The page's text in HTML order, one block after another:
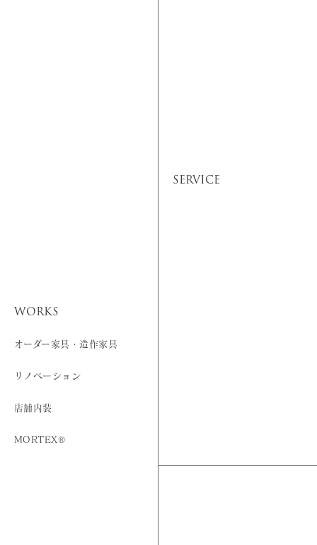
WORKS
オーダー家具・造作家具
リノベーション
店舗内装
MORTEX®
SERVICE